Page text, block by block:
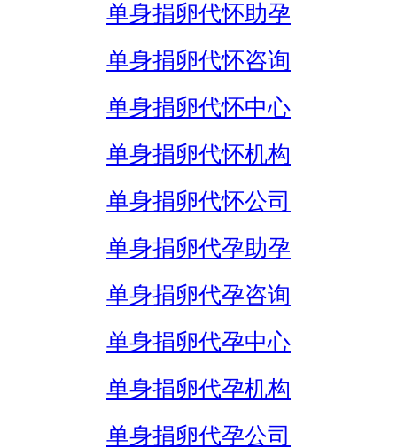
单身捐卵代怀助孕
单身捐卵代怀咨询
单身捐卵代怀中心
单身捐卵代怀机构
单身捐卵代怀公司
单身捐卵代孕助孕
单身捐卵代孕咨询
单身捐卵代孕中心
单身捐卵代孕机构
单身捐卵代孕公司